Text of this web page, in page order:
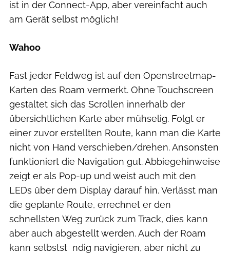
ist in der Connect-App, aber vereinfacht auch
am Gerät selbst möglich!
Wahoo
Fast jeder Feldweg ist auf den Openstreetmap-
Karten des Roam vermerkt. Ohne Touchscreen
gestaltet sich das Scrollen innerhalb der
übersichtlichen Karte aber mühselig. Folgt er
einer zuvor erstellten Route, kann man die Karte
nicht von Hand verschieben/drehen. Ansonsten
funktioniert die Navigation gut. Abbiegehinweise
zeigt er als Pop-up und weist auch mit den
LEDs über dem Display darauf hin. Verlässt man
die geplante Route, errechnet er den
schnellsten Weg zurück zum Track, dies kann
aber auch abgestellt werden. Auch der Roam
kann selbstst ndig navigieren, aber nicht zu